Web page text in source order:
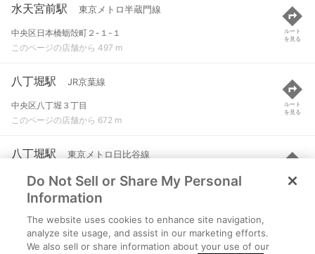
水天宮前駅 東京メトロ半蔵門線
中央区日本橋蛎殻町２-１-１
このページの店舗から 497 m
ルート
を見る
八丁堀駅 JR京葉線
中央区八丁堀３丁目
このページの店舗から 672 m
ルート
を見る
八丁堀駅 東京メトロ日比谷線
中央区八丁堀３丁目
このページの店舗から 708 m
ルート
を見る
日本橋駅 都営浅草線
中央区日本橋１丁目
Do Not Sell or Share My Personal
Information
The website uses cookies to enhance site navigation,
analyze site usage, and assist in our marketing efforts.
We also sell or share information about your use of our